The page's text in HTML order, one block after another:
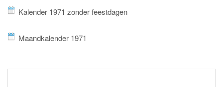
Kalender 1971 zonder feestdagen
Maandkalender 1971